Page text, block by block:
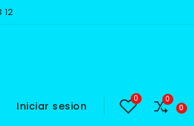
Iniciar sesion